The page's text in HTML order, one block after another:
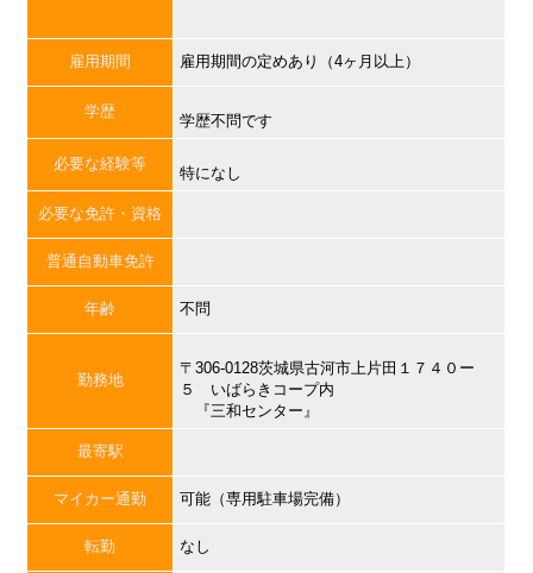
雇用期間 雇用期間の定めあり（4ヶ月以上）
学歴
学歴不問です
必要な経験等
特になし
必要な免許・資格
普通自動車免許
年齢 不問
勤務地
〒306-0128茨城県古河市上片田１７４０ー
５ いばらきコープ内
『三和センター』
最寄駅
マイカー通勤 可能（専用駐車場完備）
転勤 なし